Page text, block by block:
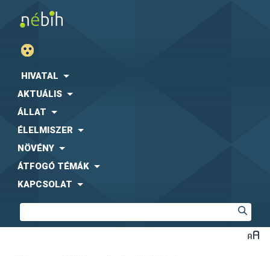
HIVATAL
AKTUÁLIS
ÁLLAT
ÉLELMISZER
NÖVÉNY
ÁTFOGÓ TÉMÁK
KAPCSOLAT